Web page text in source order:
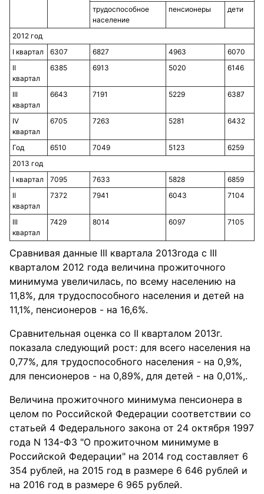
трудоспособное
население
пенсионеры дети
2012 год
I квартал
6307 6827 4963
6070
II
квартал
6385 6913 5020 6146
III
квартал
6643 7191 5229 6387
IV
квартал
6705 7263 5281 6432
Год 6510 7049 5123
6259
2013 год
I квартал
7095 7633 5828
6859
II
квартал
7372 7941 6043 7104
III
квартал
7429 8014 6097 7105
Сравнивая данные III квартала 2013года с III
кварталом 2012 года величина прожиточного
минимума увеличилась, по всему населению на
11,8%, для трудоспособного населения и детей на
11,1%, пенсионеров - на 16,6%.
Сравнительная оценка со II кварталом 2013г.
показала следующий рост: для всего населения на
0,77%, для трудоспособного населения - на 0,9%,
для пенсионеров - на 0,89%, для детей - на 0,01%,.
Величина прожиточного минимума пенсионера в
целом по Российской Федерации соответствии со
статьей 4 Федерального закона от 24 октября 1997
года N 134-ФЗ "О прожиточном минимуме в
Российской Федерации" на 2014 год составляет 6
354 рублей, на 2015 год в размере 6 646 рублей и
на 2016 год в размере 6 965 рублей.